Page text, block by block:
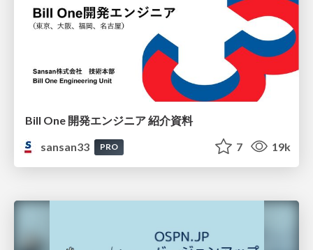
Bill One 開発エンジニア 紹介資料
sansan33
PRO 7 19k